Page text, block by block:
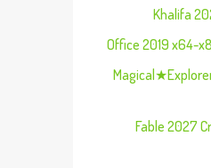
Khalifa
Office 2019 x64-
Fable 2027